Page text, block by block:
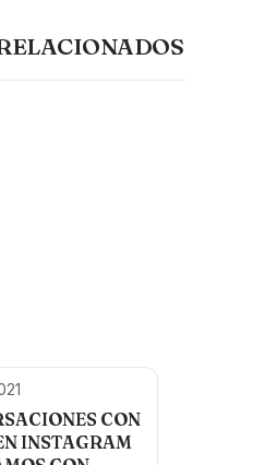
CON
INSTAGRAM